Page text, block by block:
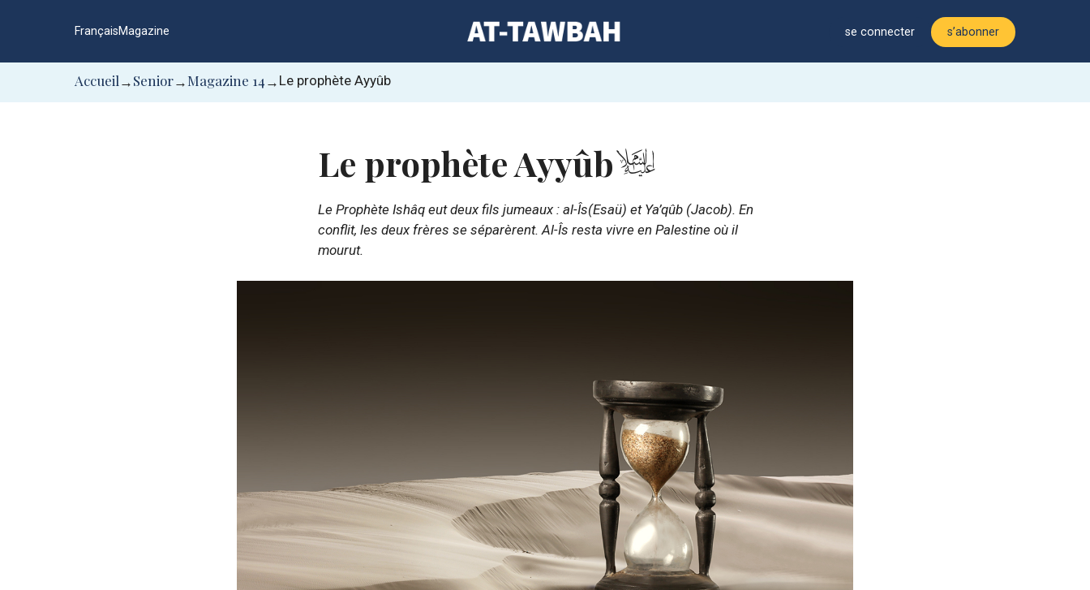
FrançaisMagazine se connecter s’abonner
Accueil → Senior→ Magazine 14 → Le prophète Ayyûb
Le prophète Ayyûb
Le Prophète Ishâq eut deux fils jumeaux : al-Îs(Esaü) et Ya’qûb (Jacob). En
conflit, les deux frères se séparèrent. Al-Îs resta vivre en Palestine où il
mourut.